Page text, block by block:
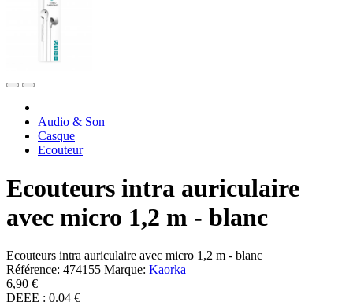
Audio & Son
Casque
Ecouteur
Ecouteurs intra auriculaire
avec micro 1,2 m - blanc
Ecouteurs intra auriculaire avec micro 1,2 m - blanc
Référence: 474155 Marque: Kaorka
6,90 €
DEEE : 0.04 €